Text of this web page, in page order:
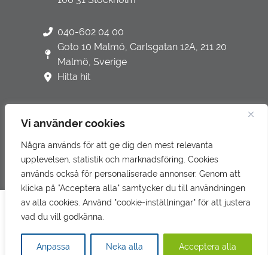
Vi använder cookies
Några används för att ge dig den mest relevanta
upplevelsen, statistik och marknadsföring. Cookies
används också för personaliserade annonser. Genom att
klicka på "Acceptera alla" samtycker du till användningen
av alla cookies. Använd "cookie-inställningar" för att justera
vad du vill godkänna.
Anpassa Neka alla Acceptera alla
040-602 04 00
Goto 10 Malmö, Carlsgatan 12A, 211 20
Malmö, Sverige
Hitta hit
Integritetspolicy
Underbiträden
Klagomålshantering
Denna webbplats använder cookies för att förbättra din
upplevelse. Läs mer om vår integritetspolicy här.
GODKÄNN